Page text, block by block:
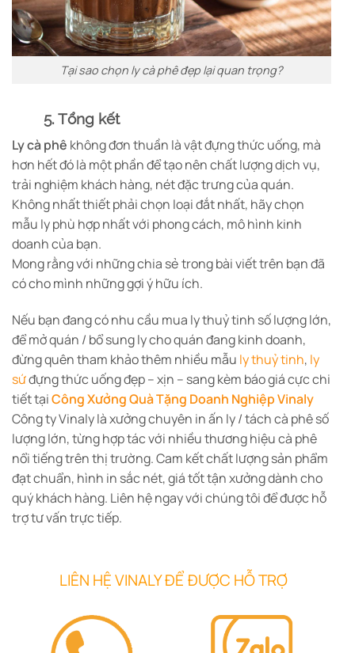
Tại sao chọn ly cà phê đẹp lại quan trọng?
5. Tổng kết
Ly cà phê không đơn thuần là vật đựng thức uống, mà
hơn hết đó là một phần để tạo nên chất lượng dịch vụ,
trải nghiệm khách hàng, nét đặc trưng của quán.
Không nhất thiết phải chọn loại đắt nhất, hãy chọn
mẫu ly phù hợp nhất với phong cách, mô hình kinh
doanh của bạn.
Mong rằng với những chia sẻ trong bài viết trên bạn đã
có cho mình những gợi ý hữu ích.
Nếu bạn đang có nhu cầu mua ly thuỷ tinh số lượng lớn,
để mở quán / bổ sung ly cho quán đang kinh doanh,
đừng quên tham khảo thêm nhiều mẫu ly thuỷ tinh, ly
sứđựng thức uống đẹp – xịn – sang kèm báo giá cực chi
tiết tạiCông Xưởng Quà Tặng Doanh Nghiệp Vinaly
Công ty Vinaly là xưởng chuyên in ấn ly / tách cà phê số
lượng lớn, từng hợp tác với nhiều thương hiệu cà phê
nổi tiếng trên thị trường. Cam kết chất lượng sản phẩm
đạt chuẩn, hình in sắc nét, giá tốt tận xưởng dành cho
quý khách hàng. Liên hệ ngay với chúng tôi để được hỗ
trợ tư vấn trực tiếp.
LIÊN HỆ VINALY ĐỂ ĐƯỢC HỖ TRỢ